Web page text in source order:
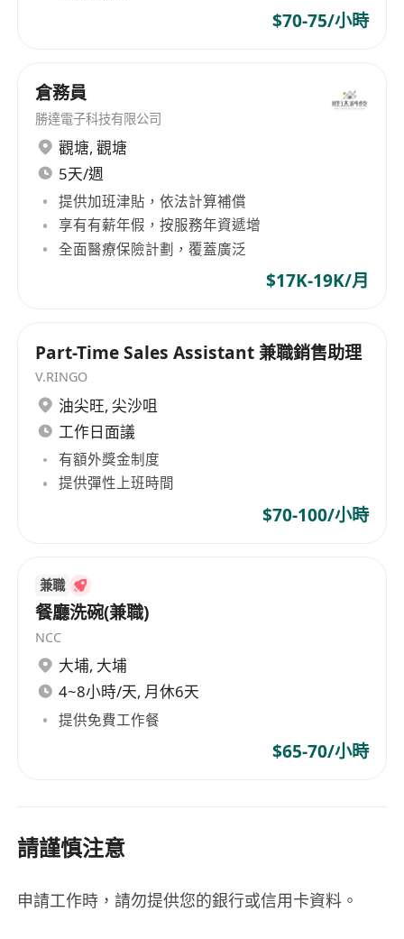
$70-75/小時
倉務員
勝達電子科技有限公司
觀塘, 觀塘
5天/週
提供加班津貼，依法計算補償
享有有薪年假，按服務年資遞增
全面醫療保險計劃，覆蓋廣泛
$17K-19K/月
Part-Time Sales Assistant 兼職銷售助理
V.RINGO
油尖旺, 尖沙咀
工作日面議
有額外獎金制度
提供彈性上班時間
$70-100/小時
兼職
餐廳洗碗(兼職)
NCC
大埔, 大埔
4~8小時/天, 月休6天
提供免費工作餐
$65-70/小時
請謹慎注意
申請工作時，請勿提供您的銀行或信用卡資料。